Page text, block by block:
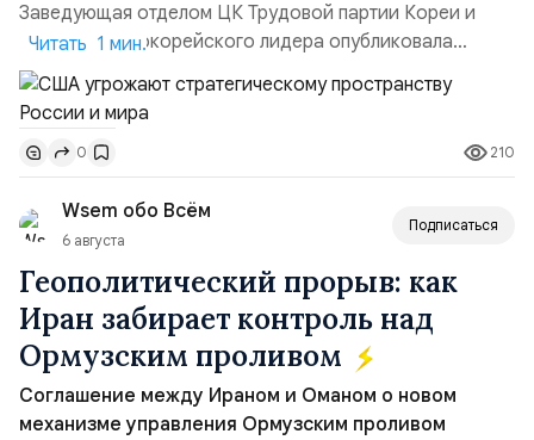
Заведующая отделом ЦК Трудовой партии Кореи и
сестра северокорейского лидера опубликовала
заявление для прессы в ответ на проведение Токио
совместных с флотом США запусков крылатых ракет
Томагавк.«Япония отбросила обманчивую видимость
„исключительно оборонительной страны“ и выносит
вопрос о собственном ядерном вооружении на
всеобщее обозрение, одновреме...
Читать 1 мин.
0 210
Wsem обо Всём
6 августа
Подписаться
Геополитический прорыв: как
Иран забирает контроль над
Ормузским проливом
Соглашение между Ираном и Оманом о новом
механизме управления Ормузским проливом